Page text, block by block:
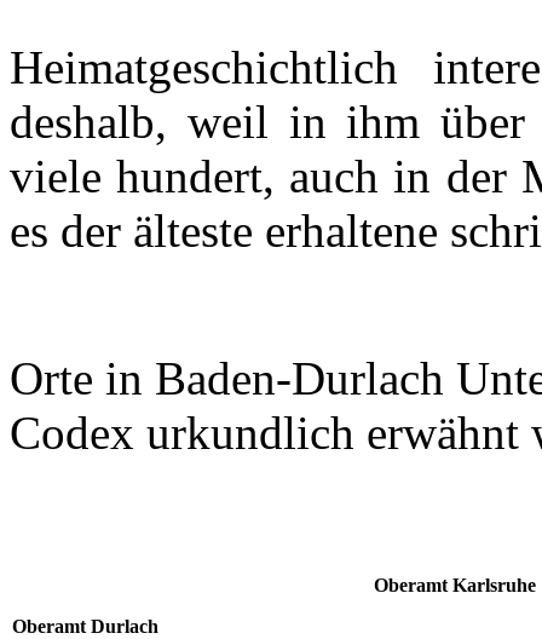
Heimatgeschichtlich
deshalb, weil in ihm über
viele hundert, auch in der
es der älteste erhaltene
Orte in Baden-Durlach
Codex urkundlich erwähnt
Oberamt Durlach
Oberamt Karlsruhe